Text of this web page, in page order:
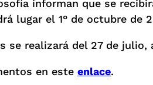
informan que se
lugar el 1° de octubre de
se realizará del 27 de
en este enlace.